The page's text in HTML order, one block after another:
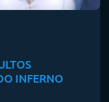
INFERNO